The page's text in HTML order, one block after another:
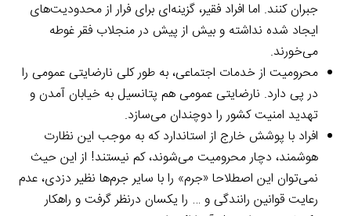
جبران کنند. اما افراد فقیر، گزینه‌ای برای فرار از محدودیت‌های
ایجاد شده نداشته و بیش از پیش در منجلاب فقر غوطه
می‌خورند.
محرومیت از خدمات اجتماعی، به طور کلی نارضایتی عمومی را
در پی دارد. نارضایتی عمومی هم پتانسیل به خیابان آمدن و
تهدید امنیت کشور را دوچندان می‌سازد.
افراد با پوشش خارج از استاندارد که به موجب این نظارت
هوشمند، دچار محرومیت می‌شوند، کم نیستند! از این حیث
نمی‌توان این اصطلاحا «جرم» را با سایر جرم‌ها نظیر دزدی، عدم
رعایت قوانین رانندگی و … را یکسان درنظر گرفت و راهکار